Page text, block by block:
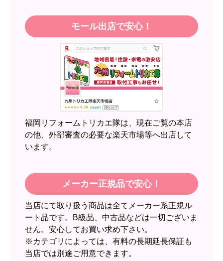
【注文商品】エアコン・クーラー 【注
文時期】2026年05月頃（モバイルから）
【このショップを選んだ理由は？】
近隣のショップでしっかりやってくれそうだった
【注文からどのくらいで届きましたか？】
【その他感想・コメント】
2026年6月30日 23:50
欲しい商品をスムーズに注文できましたか？
はい
ショップからの連絡や対応は適切でしたか？
無回答
予定の期日までに商品が届きましたか？
モール出店で安心！
福岡リフォームトリカエ隊は、現在ご覧の本店
の他、外部審査の必要な楽天市場等へ出店して
います。
メーカー正規品で安心！
当店にて取り扱う商品は全てメーカー系正規ル
ート品です。B級品、中古品などは一切ございま
せん。安心してお買い求め下さい。
※カテゴリによっては、有料の長期延長保証も
当店では別途ご用意できます。